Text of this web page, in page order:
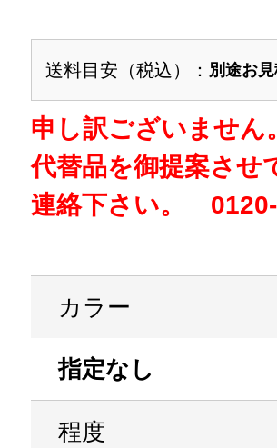
送料目安（税込）： 別途お
申し訳ございません
代替品を御提案させ
連絡下さい。
カラー
指定なし
程度